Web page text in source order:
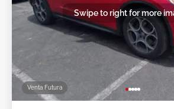
Venta Futura
Swipe to right for more